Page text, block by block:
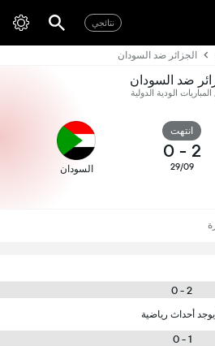
نتائجي
الجزائر ضد السودان
ضد السودان
الودية الدولية
انتهت
2
-
0
29/09 السودان
2 - 0
يوجد أحداث رياضية
1 - 0